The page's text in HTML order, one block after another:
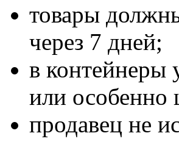
товары
через 7 дней;
в контейнеры
или особенно
продавец не